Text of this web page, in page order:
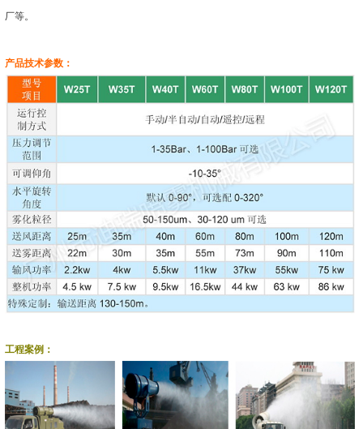
厂等。
产品技术参数：
工程案例：